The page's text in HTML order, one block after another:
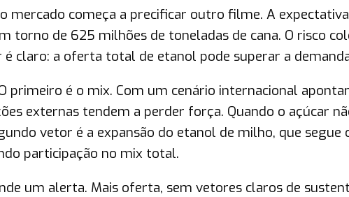
mercado começa a precificar outro filme. A
torno de 625 milhões de toneladas de cana. O risco
claro: a oferta total de etanol pode superar a
primeiro é o mix. Com um cenário internacional
externas tendem a perder força. Quando o açúcar
vetor é a expansão do etanol de milho, que segue
participação no mix total.
um alerta. Mais oferta, sem vetores claros de